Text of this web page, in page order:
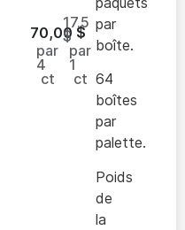
70,00 $
par
4
ct
17.5
$
par
1
ct
par
boîte.
64
boîtes
par
palette.
Poids
de
la